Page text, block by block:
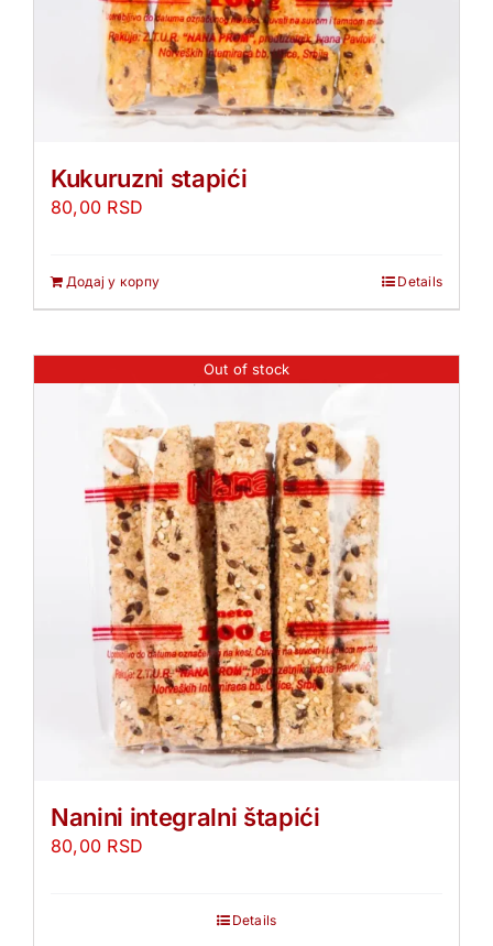
Kukuruzni stapići
80,00 RSD
Додај у корпу Details
Out of stock
Nanini integralni štapići
80,00 RSD
Details